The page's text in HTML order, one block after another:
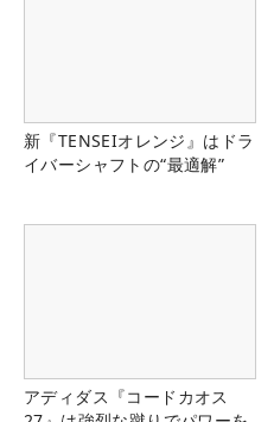
新『TENSEIオレンジ』はドラ
イバーシャフトの“最適解”
アディダス『コードカオス